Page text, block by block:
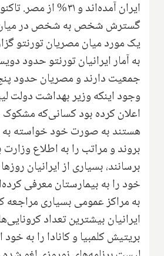
ایران آمده‌اند و ۳۱%
گسترش شخص به شخص در میان
یک مورد میان مصریان تورنتو
به آمار ایرانیان تورنتو حدود
جمعیت دارند و مصریان حدود پنج
وجود اینکه وزیر بهداشت دولت
اعلان کرده بود کسانی‌که مشکوک
بروند و مراتب را به اطلاع
برسانند، بسیاری از ایرانیان
خود را به بیمارستان معرفی
به مراکز عمومی بسیاری مراجعه
ایرانیان بیشترین تعداد
بریتیش کلمبیا و کانادا را به